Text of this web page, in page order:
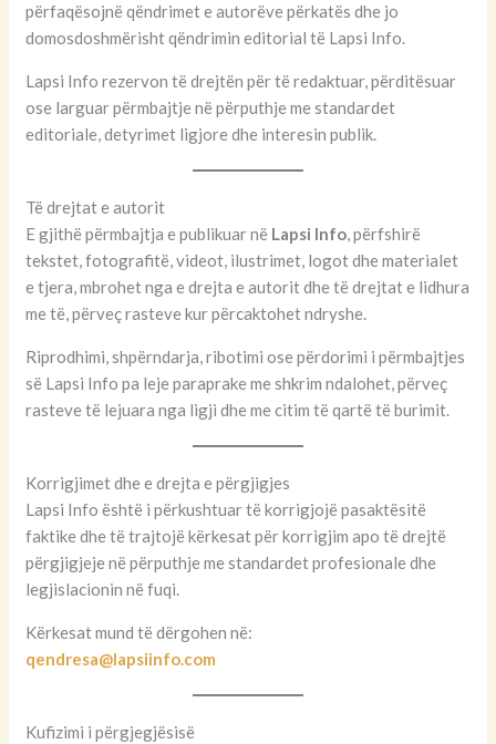
përfaqësojnë qëndrimet e autorëve përkatës dhe jo
domosdoshmërisht qëndrimin editorial të Lapsi Info.
Lapsi Info rezervon të drejtën për të redaktuar, përditësuar
ose larguar përmbajtje në përputhje me standardet
editoriale, detyrimet ligjore dhe interesin publik.
Të drejtat e autorit
E gjithë përmbajtja e publikuar në Lapsi Info, përfshirë
tekstet, fotografitë, videot, ilustrimet, logot dhe materialet
e tjera, mbrohet nga e drejta e autorit dhe të drejtat e lidhura
me të, përveç rasteve kur përcaktohet ndryshe.
Riprodhimi, shpërndarja, ribotimi ose përdorimi i përmbajtjes
së Lapsi Info pa leje paraprake me shkrim ndalohet, përveç
rasteve të lejuara nga ligji dhe me citim të qartë të burimit.
Korrigjimet dhe e drejta e përgjigjes
Lapsi Info është i përkushtuar të korrigjojë pasaktësitë
faktike dhe të trajtojë kërkesat për korrigjim apo të drejtë
përgjigjeje në përputhje me standardet profesionale dhe
legjislacionin në fuqi.
Kërkesat mund të dërgohen në:
qendresa@lapsiinfo.com
Kufizimi i përgjegjësisë